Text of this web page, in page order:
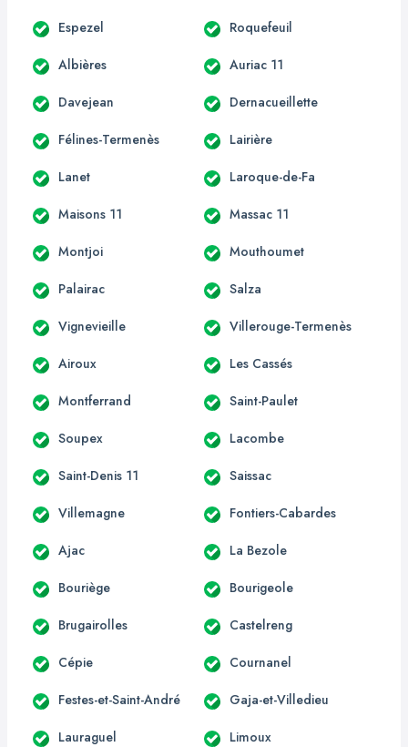
Espezel Roquefeuil
Albières Auriac 11
Davejean Dernacueillette
Félines-Termenès Lairière
Lanet Laroque-de-Fa
Maisons 11 Massac 11
Montjoi Mouthoumet
Palairac Salza
Vignevieille Villerouge-Termenès
Airoux Les Cassés
Montferrand Saint-Paulet
Soupex Lacombe
Saint-Denis 11 Saissac
Villemagne Fontiers-Cabardes
Ajac La Bezole
Bouriège Bourigeole
Brugairolles Castelreng
Cépie Cournanel
Festes-et-Saint-André Gaja-et-Villedieu
Lauraguel Limoux